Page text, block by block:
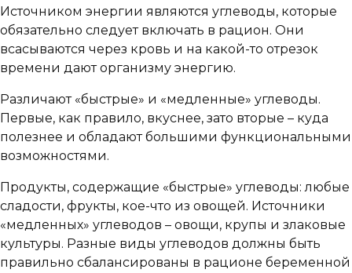
Источником энергии являются углеводы, которые
обязательно следует включать в рацион. Они
всасываются через кровь и на какой-то отрезок
времени дают организму энергию.
Различают «быстрые» и «медленные» углеводы.
Первые, как правило, вкуснее, зато вторые – куда
полезнее и обладают большими функциональными
возможностями.
Продукты, содержащие «быстрые» углеводы: любые
сладости, фрукты, кое-что из овощей. Источники
«медленных» углеводов – овощи, крупы и злаковые
культуры. Разные виды углеводов должны быть
правильно сбалансированы в рационе беременной